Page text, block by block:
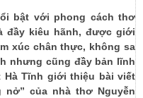
bật với phong cách thơ
đầy kiêu hãnh, được giới
xúc chân thực, không sa
nhưng cũng đầy bản lĩnh
Hà Tĩnh giới thiệu bài viết
nở” của nhà thơ Nguyễn